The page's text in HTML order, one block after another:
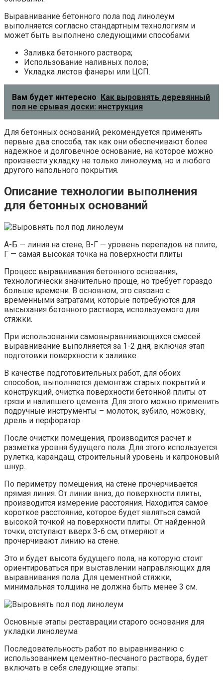
Выравнивание бетонного пола под линолеум
выполняется согласно стандартным технологиям и
может быть выполнено следующими способами:
Заливка бетонного раствора;
Использование наливных полов;
Укладка листов фанеры или ЦСП.
Вам будет интересно Как выровнять деревянный
пол не срывая доски: инструкция
Для бетонных оснований, рекомендуется применять
первые два способа, так как они обеспечивают более
надежное и долговечное основание, на которое можно
произвести укладку не только линолеума, но и любого
другого напольного покрытия.
Описание технологии выполнения
для бетонных оснований
А-Б — линия на стене, В-Г — уровень перепадов на плите,
Г — самая высокая точка на поверхности плиты
Процесс выравнивания бетонного основания,
технологически значительно проще, но требует гораздо
больше времени. В основном, это связано с
временными затратами, которые потребуются для
высыхания бетонного раствора, используемого для
стяжки.
При использовании самовыравнивающихся смесей
выравнивание выполняется за 1-2 дня, включая этап
подготовки поверхности к заливке.
В качестве подготовительных работ, для обоих
способов, выполняется демонтаж старых покрытий и
конструкций, очистка поверхности бетонной плиты от
грязи и налипшего цемента. Для этого можно применить
подручные инструменты – молоток, зубило, ножовку,
дрель и перфоратор.
После очистки помещения, производится расчет и
разметка уровня будущего пола. Для этого используется
рулетка, карандаш, строительный уровень и капроновый
шнур.
По периметру помещения, на стене прочерчивается
прямая линия. От линии вниз, до поверхности плиты,
производится измерение расстояния. Находится самое
короткое расстояние, которое будет являться самой
высокой точкой на поверхности плиты. От найденной
точки, отступают вверх 3-6 см, отмеряют и
прочерчивают линию на стене.
Это и будет высота будущего пола, на которую стоит
ориентироваться при выставлении направляющих для
выравнивания пола. Для цементной стяжки,
минимальная толщина не должна быть менее 3 см.
Основные этапы реставрации старого основания для
укладки линолеума
Последовательность работ по выравниванию с
использованием цементно-песчаного раствора, будет
включать в себя следующие этапы: